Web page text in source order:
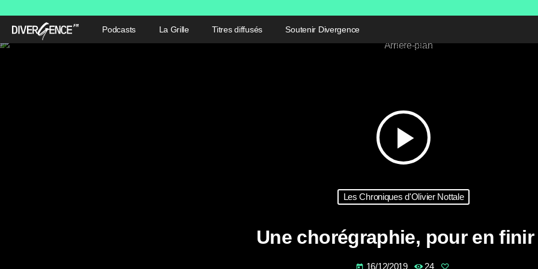
Podcasts La Grille Titres diffusés Soutenir Divergence
play_arrow
Les Chroniques d'Olivier Nottale
Une chorégraphie, pour en finir
today 16/12/2019 24